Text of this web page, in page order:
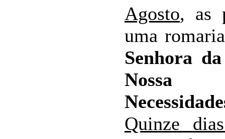
Agosto, as
uma
Senhora
Nossa
Quinze